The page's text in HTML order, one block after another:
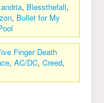
, Blessthefall,
, Bullet for My
Finger Death
, AC/DC, Creed,